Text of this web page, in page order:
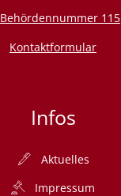
Behördennummer 115
Kontaktformular
Infos
Aktuelles
Impressum